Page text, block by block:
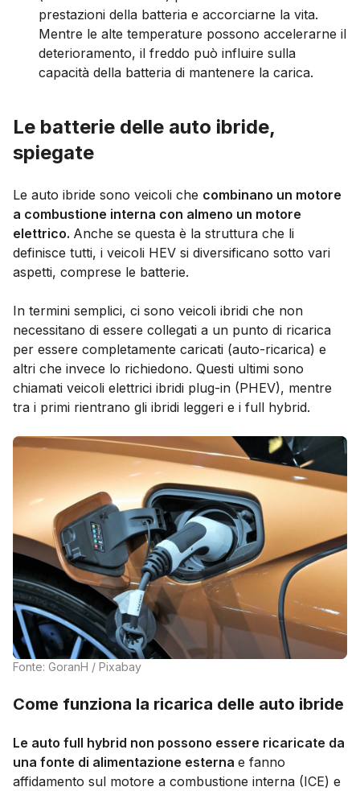
prestazioni della batteria e accorciarne la vita.
Mentre le alte temperature possono accelerarne il
deterioramento, il freddo può influire sulla
capacità della batteria di mantenere la carica.
Le batterie delle auto ibride,
spiegate
Le auto ibride sono veicoli che combinano un motore
a combustione interna con almeno un motore
elettrico. Anche se questa è la struttura che li
definisce tutti, i veicoli HEV si diversificano sotto vari
aspetti, comprese le batterie.
In termini semplici, ci sono veicoli ibridi che non
necessitano di essere collegati a un punto di ricarica
per essere completamente caricati (auto-ricarica) e
altri che invece lo richiedono. Questi ultimi sono
chiamati veicoli elettrici ibridi plug-in (PHEV), mentre
tra i primi rientrano gli ibridi leggeri e i full hybrid.
Fonte: GoranH / Pixabay
Come funziona la ricarica delle auto ibride
Le auto full hybrid non possono essere ricaricate da
una fonte di alimentazione esterna e fanno
affidamento sul motore a combustione interna (ICE) e